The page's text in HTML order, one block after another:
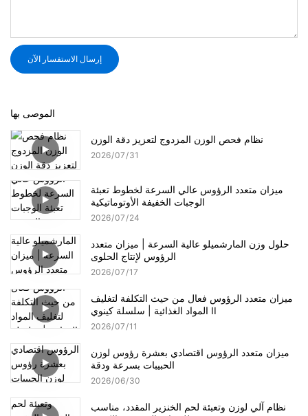
إرسال الاستفسار الآن
الموصى بها
نظام فحص الوزن المزدوج لتعزيز دقة الوزن
2026 07 31
ميزان متعدد الرؤوس عالي السرعة لخطوط تعبئة
الوجبات الخفيفة الأوتوماتيكية
2026 07 24
حلول وزن المارشميلو عالية السرعة | ميزان متعدد
الرؤوس لإنتاج الحلوى
2026 07 17
ميزان متعدد الرؤوس فعال من حيث التكلفة لتغليف
المواد الغذائية | سلسلة كينوي II
2026 07 11
ميزان متعدد الرؤوس اقتصادي بعشرة رؤوس لوزن
الحبيبات بسرعة ودقة
2026 06 30
نظام آلي لوزن وتعبئة لحم الخنزير المقدد، مناسب